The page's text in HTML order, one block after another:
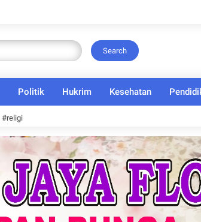
Search
Politik Hukrim Kesehatan
#religi